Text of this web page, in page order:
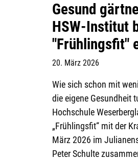
Gesund
HSW‑Institut
"Frühlingsfit"
20. März 2026
Wie sich schon mit
die eigene Gesundheit
Hochschule
„Frühlingsfit“ mit der
März 2026 im
Peter Schulte